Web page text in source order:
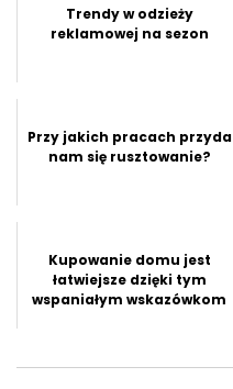
Trendy w odzieży
reklamowej na sezon
Przy jakich pracach przyda
nam się rusztowanie?
Kupowanie domu jest
łatwiejsze dzięki tym
wspaniałym wskazówkom